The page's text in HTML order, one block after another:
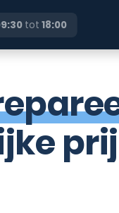
tot 18:00